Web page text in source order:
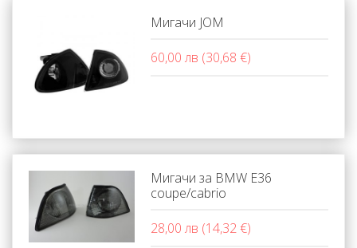
Мигачи JOM
60,00 лв (30,68 €)
Мигачи за BMW E36
coupe/cabrio
28,00 лв (14,32 €)